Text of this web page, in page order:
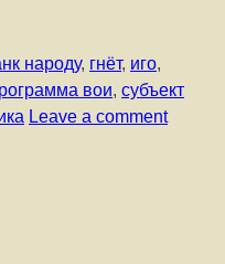
народу, гнёт, иго,
вои, субъект
Leave a comment